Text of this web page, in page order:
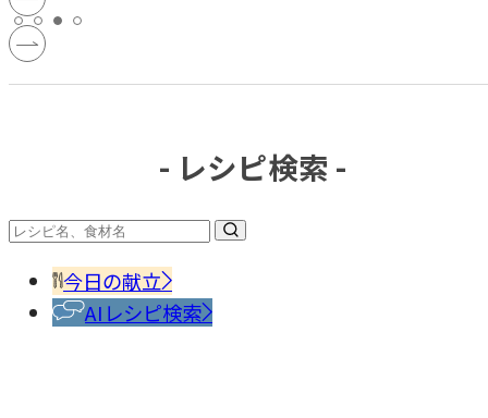
- レシピ検索 -
今日の献立
AIレシピ検索